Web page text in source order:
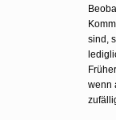
sind,
wenn